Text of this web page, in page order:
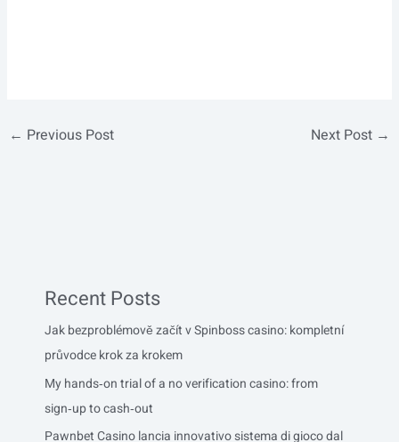
← Previous Post Next Post →
Recent Posts
Jak bezproblémově začít v Spinboss casino: kompletní
průvodce krok za krokem
My hands‑on trial of a no verification casino: from
sign‑up to cash‑out
Pawnbet Casino lancia innovativo sistema di gioco dal